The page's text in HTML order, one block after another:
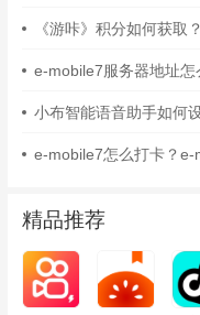
《游咔》积分如何获取
e-mobile7服务器地址
e-mobile7怎么打卡？e-
精品推荐